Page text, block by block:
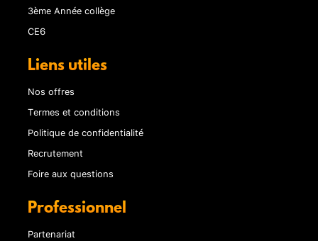
3ème Année collège
CE6
Liens utiles
Nos offres
Termes et conditions
Politique de confidentialité
Recrutement
Foire aux questions
Professionnel
Partenariat